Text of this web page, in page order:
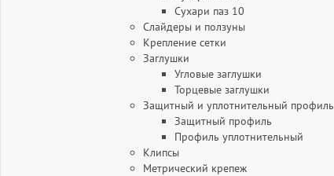
Сухари паз 10
Слайдеры и ползуны
Крепление сетки
Заглушки
Угловые заглушки
Торцевые заглушки
Защитный и уплотнительный профиль
Защитный профиль
Профиль уплотнительный
Клипсы
Метрический крепеж